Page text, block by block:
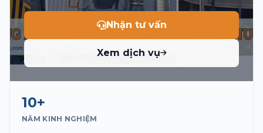
Nhận tư vấn
Xem dịch vụ
10+
NĂM KINH NGHIỆM
Tôi đồng ý với Điều khoản và Chính sách quyền
Hãy giải hàm toán học sau: 7 * 3 = ?
Gửi